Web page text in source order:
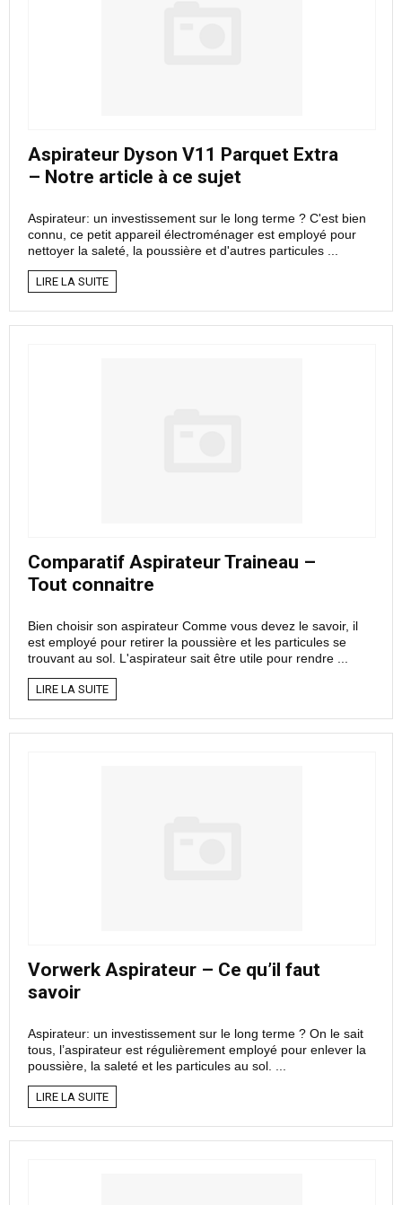
Aspirateur Dyson V11 Parquet Extra
– Notre article à ce sujet
Aspirateur: un investissement sur le long terme ? C'est bien
connu, ce petit appareil électroménager est employé pour
nettoyer la saleté, la poussière et d'autres particules ...
LIRE LA SUITE
Comparatif Aspirateur Traineau –
Tout connaitre
Bien choisir son aspirateur Comme vous devez le savoir, il
est employé pour retirer la poussière et les particules se
trouvant au sol. L'aspirateur sait être utile pour rendre ...
LIRE LA SUITE
Vorwerk Aspirateur – Ce qu’il faut
savoir
Aspirateur: un investissement sur le long terme ? On le sait
tous, l’aspirateur est régulièrement employé pour enlever la
poussière, la saleté et les particules au sol. ...
LIRE LA SUITE